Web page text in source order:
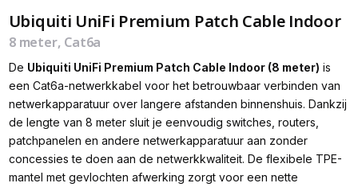
Ubiquiti UniFi Premium Patch Cable Indoor
8 meter, Cat6a
De Ubiquiti UniFi Premium Patch Cable Indoor (8 meter) is
een Cat6a-netwerkkabel voor het betrouwbaar verbinden van
netwerkapparatuur over langere afstanden binnenshuis. Dankzij
de lengte van 8 meter sluit je eenvoudig switches, routers,
patchpanelen en andere netwerkapparatuur aan zonder
concessies te doen aan de netwerkkwaliteit. De flexibele TPE-
mantel met gevlochten afwerking zorgt voor een nette